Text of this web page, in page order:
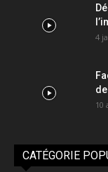
4
10
CATÉGORIE